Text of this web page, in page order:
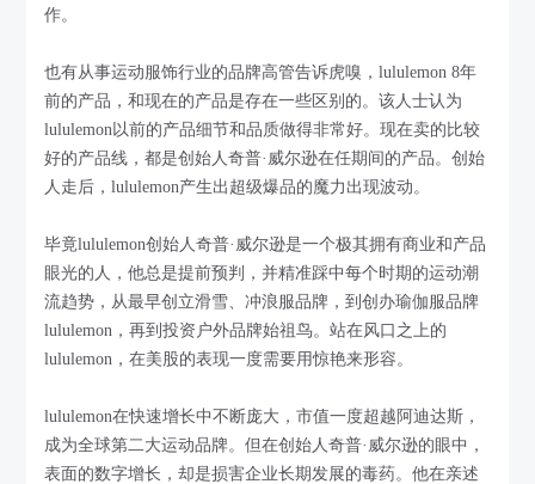
作。
也有从事运动服饰行业的品牌高管告诉虎嗅，lululemon 8年
前的产品，和现在的产品是存在一些区别的。该人士认为
lululemon以前的产品细节和品质做得非常好。现在卖的比较
好的产品线，都是创始人奇普·威尔逊在任期间的产品。创始
人走后，lululemon产生出超级爆品的魔力出现波动。
毕竟lululemon创始人奇普·威尔逊是一个极其拥有商业和产品
眼光的人，他总是提前预判，并精准踩中每个时期的运动潮
流趋势，从最早创立滑雪、冲浪服品牌，到创办瑜伽服品牌
lululemon，再到投资户外品牌始祖鸟。站在风口之上的
lululemon，在美股的表现一度需要用惊艳来形容。
lululemon在快速增长中不断庞大，市值一度超越阿迪达斯，
成为全球第二大运动品牌。但在创始人奇普·威尔逊的眼中，
表面的数字增长，却是损害企业长期发展的毒药。他在亲述